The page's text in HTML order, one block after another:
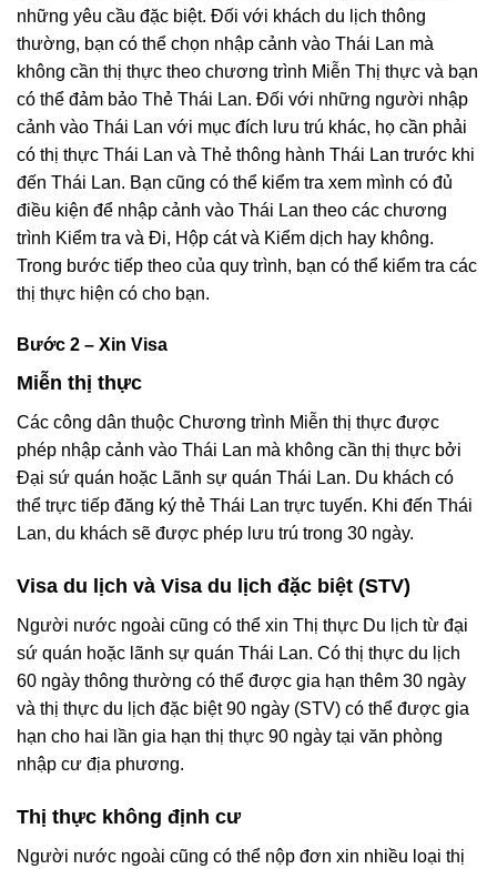
những yêu cầu đặc biệt. Đối với khách du lịch thông
thường, bạn có thể chọn nhập cảnh vào Thái Lan mà
không cần thị thực theo chương trình Miễn Thị thực và bạn
có thể đảm bảo Thẻ Thái Lan. Đối với những người nhập
cảnh vào Thái Lan với mục đích lưu trú khác, họ cần phải
có thị thực Thái Lan và Thẻ thông hành Thái Lan trước khi
đến Thái Lan. Bạn cũng có thể kiểm tra xem mình có đủ
điều kiện để nhập cảnh vào Thái Lan theo các chương
trình Kiểm tra và Đi, Hộp cát và Kiểm dịch hay không.
Trong bước tiếp theo của quy trình, bạn có thể kiểm tra các
thị thực hiện có cho bạn.
Bước 2 – Xin Visa
Miễn thị thực
Các công dân thuộc Chương trình Miễn thị thực được
phép nhập cảnh vào Thái Lan mà không cần thị thực bởi
Đại sứ quán hoặc Lãnh sự quán Thái Lan. Du khách có
thể trực tiếp đăng ký thẻ Thái Lan trực tuyến. Khi đến Thái
Lan, du khách sẽ được phép lưu trú trong 30 ngày.
Visa du lịch và Visa du lịch đặc biệt (STV)
Người nước ngoài cũng có thể xin Thị thực Du lịch từ đại
sứ quán hoặc lãnh sự quán Thái Lan. Có thị thực du lịch
60 ngày thông thường có thể được gia hạn thêm 30 ngày
và thị thực du lịch đặc biệt 90 ngày (STV) có thể được gia
hạn cho hai lần gia hạn thị thực 90 ngày tại văn phòng
nhập cư địa phương.
Thị thực không định cư
Người nước ngoài cũng có thể nộp đơn xin nhiều loại thị